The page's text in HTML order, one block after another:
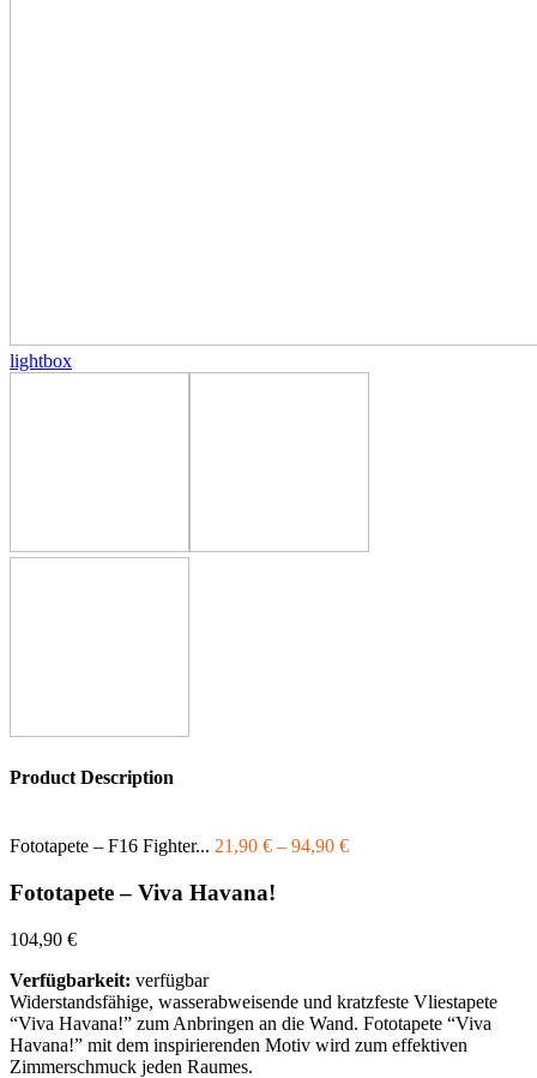
lightbox
Product Description
Fototapete – F16 Fighter... 21,90 € – 94,90 €
Fototapete – Viva Havana!
104,90 €
Verfügbarkeit: verfügbar
Widerstandsfähige, wasserabweisende und kratzfeste Vliestapete
“Viva Havana!” zum Anbringen an die Wand. Fototapete “Viva
Havana!” mit dem inspirierenden Motiv wird zum effektiven
Zimmerschmuck jeden Raumes.